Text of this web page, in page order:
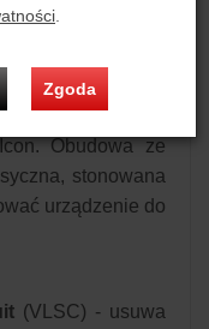
rezygnuje z
reprodukcji
rezonansu oraz
Obudowa ze
stonowana
urządzenie do
(VLSC) - usuwa
.
Zgoda